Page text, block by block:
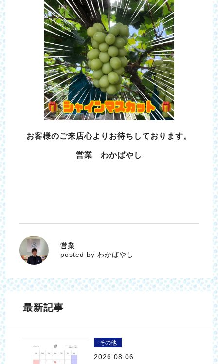
お客様のご来店心よりお待ちしております。
営業 わかばやし
わかばやし
営業
posted by わかばやし
最新記事
その他
2026.08.06